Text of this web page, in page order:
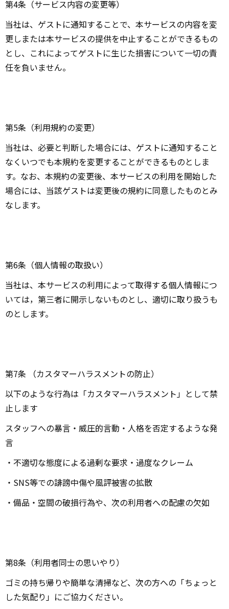
第4条（サービス内容の変更等）
当社は、ゲストに通知することで、本サービスの内容を変
更しまたは本サービスの提供を中止することができるもの
とし、これによってゲストに生じた損害について一切の責
任を負いません。
第5条（利用規約の変更）
当社は、必要と判断した場合には、ゲストに通知すること
なくいつでも本規約を変更することができるものとしま
す。なお、本規約の変更後、本サービスの利用を開始した
場合には、当該ゲストは変更後の規約に同意したものとみ
なします。
第6条（個人情報の取扱い）
当社は、本サービスの利用によって取得する個人情報につ
いては，第三者に開示しないものとし、適切に取り扱うも
のとします。
第7条 （カスタマーハラスメントの防止）
以下のような行為は「カスタマーハラスメント」として禁
止します
スタッフへの暴言・威圧的言動・人格を否定するような発
言
・不適切な態度による過剰な要求・過度なクレーム
・SNS等での誹謗中傷や風評被害の拡散
・備品・空間の破損行為や、次の利用者への配慮の欠如
第8条（利用者同士の思いやり）
ゴミの持ち帰りや簡単な清掃など、次の方への「ちょっと
した気配り」にご協力ください。